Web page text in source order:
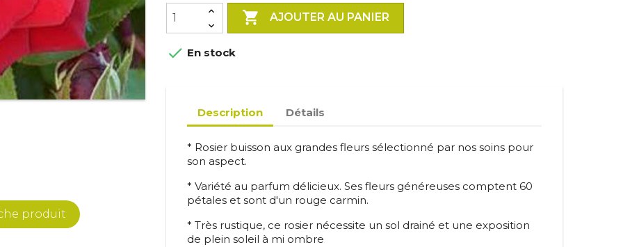
produit
 AJOUTER AU PANIER
 En stock
Description Détails
* Rosier buisson aux grandes fleurs sélectionné par nos soins pour
son aspect.
* Variété au parfum délicieux. Ses fleurs généreuses comptent 60
pétales et sont d'un rouge carmin.
* Très rustique, ce rosier nécessite un sol drainé et une exposition
de plein soleil à mi ombre